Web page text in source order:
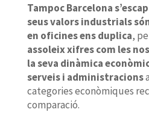
Tampoc Barcelona
seus valors industrials
en oficines ens duplica,
assoleix xifres com les
la seva dinàmica
serveis i administracions
categories econòmiques
comparació.